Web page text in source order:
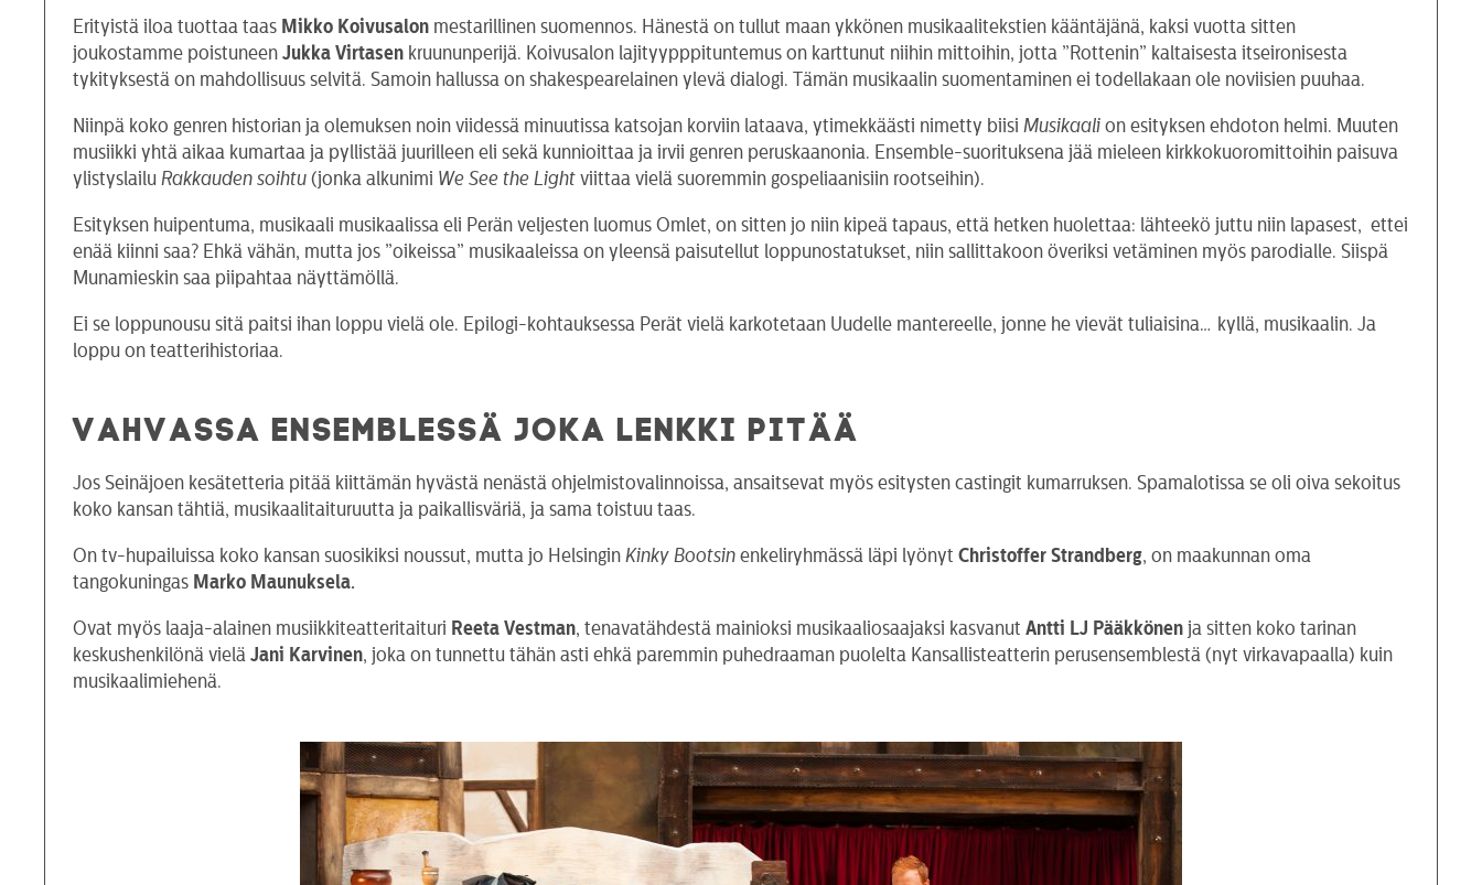
Erityistä iloa tuottaa taas Mikko Koivusalon mestarillinen suomennos. Hänestä on tullut maan ykkönen musikaalitekstien kääntäjänä, kaksi vuotta sitten
joukostamme poistuneenJukka Virtasen kruununperijä. Koivusalon lajityypppituntemus on karttunut niihin mittoihin, jotta ”Rottenin” kaltaisesta itseironisesta
tykityksestä on mahdollisuus selvitä. Samoin hallussa on shakespearelainen ylevä dialogi. Tämän musikaalin suomentaminen ei todellakaan ole noviisien puuhaa.
Niinpä koko genren historian ja olemuksen noin viidessä minuutissa katsojan korviin lataava, ytimekkäästi nimetty biisi Musikaali on esityksen ehdoton helmi. Muuten
musiikki yhtä aikaa kumartaa ja pyllistää juurilleen eli sekä kunnioittaa ja irvii genren peruskaanonia. Ensemble-suorituksena jää mieleen kirkkokuoromittoihin paisuva
ylistyslailu Rakkauden soihtu (jonka alkunimi We See the Light viittaa vielä suoremmin gospeliaanisiin rootseihin).
Esityksen huipentuma, musikaali musikaalissa eli Perän veljesten luomus Omlet, on sitten jo niin kipeä tapaus, että hetken huolettaa: lähteekö juttu niin lapasest, ettei
enää kiinni saa? Ehkä vähän, mutta jos ”oikeissa” musikaaleissa on yleensä paisutellut loppunostatukset, niin sallittakoon överiksi vetäminen myös parodialle. Siispä
Munamieskin saa piipahtaa näyttämöllä.
Ei se loppunousu sitä paitsi ihan loppu vielä ole. Epilogi-kohtauksessa Perät vielä karkotetaan Uudelle mantereelle, jonne he vievät tuliaisina… kyllä, musikaalin. Ja
loppu on teatterihistoriaa.
VAHVASSA ENSEMBLESSÄ JOKA LENKKI PITÄÄ
Jos Seinäjoen kesätetteria pitää kiittämän hyvästä nenästä ohjelmistovalinnoissa, ansaitsevat myös esitysten castingit kumarruksen. Spamalotissa se oli oiva sekoitus
koko kansan tähtiä, musikaalitaituruutta ja paikallisväriä, ja sama toistuu taas.
On tv-hupailuissa koko kansan suosikiksi noussut, mutta jo Helsingin Kinky Bootsin enkeliryhmässä läpi lyönytChristoffer Strandberg, on maakunnan oma
tangokuningas Marko Maunuksela.
Ovat myös laaja-alainen musiikkiteatteritaituri Reeta Vestman, tenavatähdestä mainioksi musikaaliosaajaksi kasvanutAntti LJ Pääkkönen ja sitten koko tarinan
keskushenkilönä vieläJani Karvinen, joka on tunnettu tähän asti ehkä paremmin puhedraaman puolelta Kansallisteatterin perusensemblestä (nyt virkavapaalla) kuin
musikaalimiehenä.